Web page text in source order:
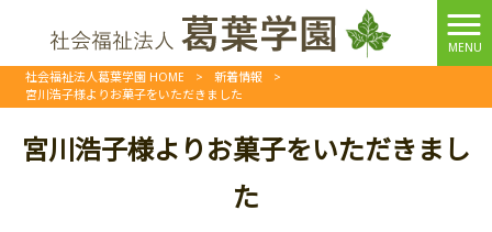
MENU
社会福祉法人葛葉学園 HOME > 新着情報
>
宮川浩子様よりお菓子をいただきました
宮川浩子様よりお菓子をいただきまし
た